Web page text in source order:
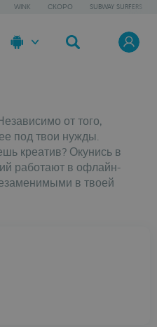
WINK СКОРО SUBWAY SURFERS
от того,
под твои нужды.
креатив? Окунись в
работают в офлайн-
в твоей